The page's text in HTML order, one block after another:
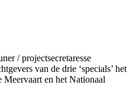
/ projectsecretaresse
van de drie ‘specials’ het
en het Nationaal